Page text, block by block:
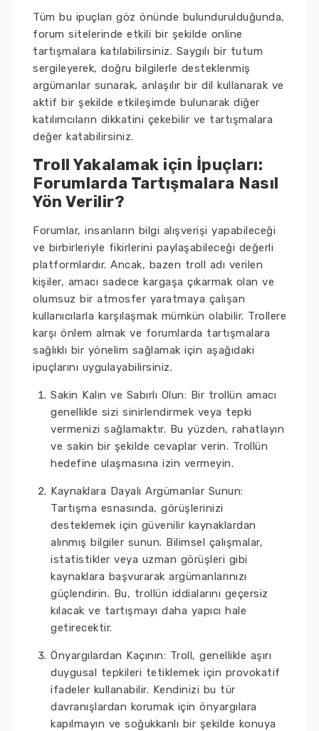
Tüm bu ipuçları göz önünde bulundurulduğunda,
forum sitelerinde etkili bir şekilde online
tartışmalara katılabilirsiniz. Saygılı bir tutum
sergileyerek, doğru bilgilerle desteklenmiş
argümanlar sunarak, anlaşılır bir dil kullanarak ve
aktif bir şekilde etkileşimde bulunarak diğer
katılımcıların dikkatini çekebilir ve tartışmalara
değer katabilirsiniz.
Troll Yakalamak için İpuçları:
Forumlarda Tartışmalara Nasıl
Yön Verilir?
Forumlar, insanların bilgi alışverişi yapabileceği
ve birbirleriyle fikirlerini paylaşabileceği değerli
platformlardır. Ancak, bazen troll adı verilen
kişiler, amacı sadece kargaşa çıkarmak olan ve
olumsuz bir atmosfer yaratmaya çalışan
kullanıcılarla karşılaşmak mümkün olabilir. Trollere
karşı önlem almak ve forumlarda tartışmalara
sağlıklı bir yönelim sağlamak için aşağıdaki
ipuçlarını uygulayabilirsiniz.
Sakin Kalın ve Sabırlı Olun: Bir trollün amacı
genellikle sizi sinirlendirmek veya tepki
vermenizi sağlamaktır. Bu yüzden, rahatlayın
ve sakin bir şekilde cevaplar verin. Trollün
hedefine ulaşmasına izin vermeyin.
Kaynaklara Dayalı Argümanlar Sunun:
Tartışma esnasında, görüşlerinizi
desteklemek için güvenilir kaynaklardan
alınmış bilgiler sunun. Bilimsel çalışmalar,
istatistikler veya uzman görüşleri gibi
kaynaklara başvurarak argümanlarınızı
güçlendirin. Bu, trollün iddialarını geçersiz
kılacak ve tartışmayı daha yapıcı hale
getirecektir.
Önyargılardan Kaçının: Troll, genellikle aşırı
duygusal tepkileri tetiklemek için provokatif
ifadeler kullanabilir. Kendinizi bu tür
davranışlardan korumak için önyargılara
kapılmayın ve soğukkanlı bir şekilde konuya